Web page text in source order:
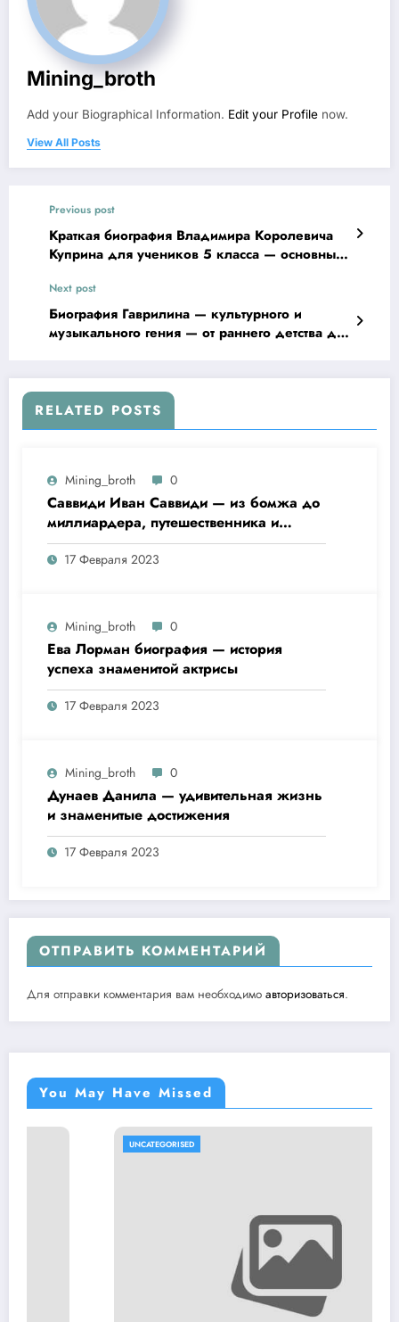
Mining_broth
Add your Biographical Information. Edit your Profile now.
View All Posts
Previous post
Краткая биография Владимира Королевича
Куприна для учеников 5 класса — основные
русского писателя
Next post
Биография Гаврилина — культурного и
музыкального гения — от раннего детства до
RELATED POSTS
Mining_broth 0
Саввиди Иван Саввиди — из бомжа до
миллиардера, путешественника и
футбольного президента —
удивительная биография
17 Февраля 2023
Mining_broth 0
Ева Лорман биография — история
успеха знаменитой актрисы
17 Февраля 2023
Mining_broth 0
Дунаев Данила — удивительная жизнь
и знаменитые достижения
17 Февраля 2023
ОТПРАВИТЬ КОММЕНТАРИЙ
Для отправки комментария вам необходимо авторизоваться.
You May Have Missed